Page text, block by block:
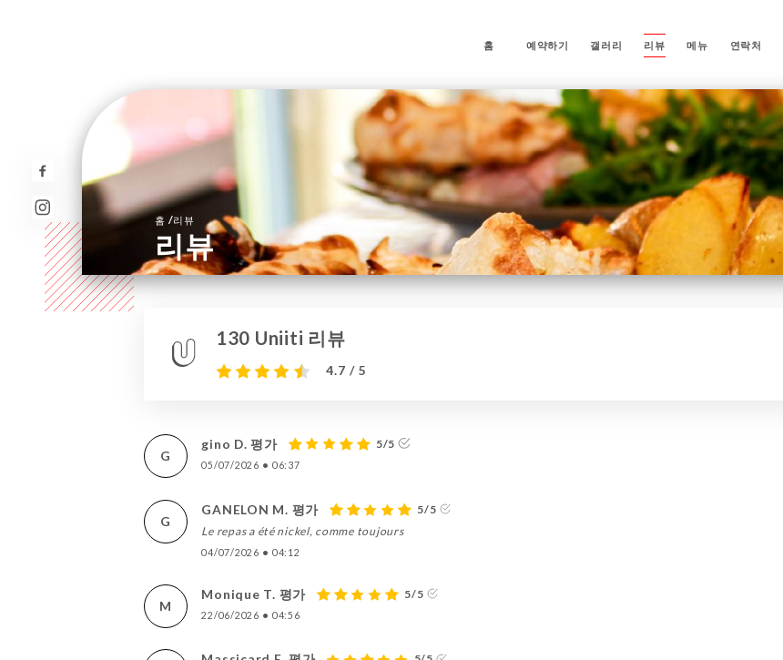
홈 예약하기 갤러리 리뷰 메뉴 연락처
홈 /리뷰
리뷰
130 Uniiti 리뷰
4.7 / 5
G
gino D. 평가 5/5
05/07/2026 • 06:37
G
GANELON M. 평가
5/5
Le repas a été nickel, comme toujours
04/07/2026 • 04:12
M
Monique T. 평가 5/5
22/06/2026 • 04:56